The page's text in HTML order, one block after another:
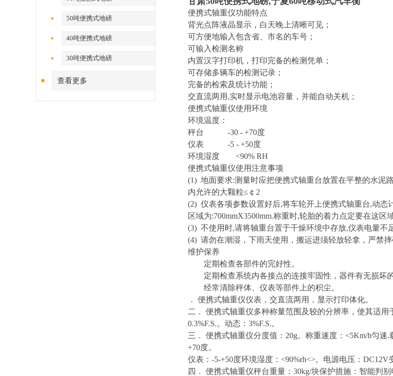
50吨便携式地磅
40吨便携式地磅
30吨便携式地磅
查看更多
便携式轴重仪功能特点
背光点阵液晶显示，白天晚上清晰可见；
可方便地输入包含省、市名的车号；
可输入检测名称
内置汉字打印机，打印完备的检测凭单；
可存储多辆车的检测记录；
完备的检索及统计功能；
交直流两用,实时显示电池容量，并能自动关机；
便携式轴重仪使用环境
环境温度：
秤台 -30 - +70度
仪表 -5 - +50度
环境湿度 <90% RH
便携式轴重仪使用注意事项
(1) 地面要求:测量时应把便携式轴重台放置在平整的水泥
内允许的大颗粒≤￠2
(2) 仪表各项参数设置好后,将车轮开上便携式轴重台,动
区域为:700mmX3500mm.称重时,轮胎的着力点定要在这
(3) 不使用时,请将轴重台置于干燥环境中存放,仪表电量不
(4) 请勿在潮湿，下雨天使用，搬运进须轻放轻拿，严禁摔
维护保养
定期检查各部件的完好性。
定期检查系统内各接点的连接牢固性，器件有无损坏的
经常清除秤体、仪表等部件上的积尘。
． 便携式轴重仪仪表，交直流两用，显示打印体化。
二． 便携式轴重仪多种称量范围及较的分辨率，使其适
0.3%F.S.。动态：3%F.S.。
三． 便携式轴重仪分度值：20g。称重速度：<5Km/h匀速
+70度。
仪表：-5-+50度环境湿度：<90%rh<>。电源电压：DC12V
四． 便携式轴重仪秤台重量：30kg/块保护措施：智能判